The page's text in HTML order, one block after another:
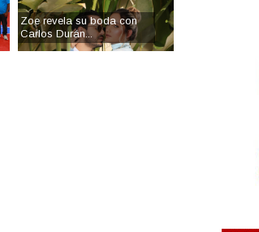
Zoe revela su boda con
Carlos Durán...